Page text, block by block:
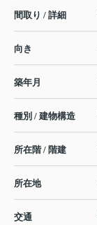
間取り / 詳細
向き
築年月
種別 / 建物構造
所在階 / 階建
所在地
交通